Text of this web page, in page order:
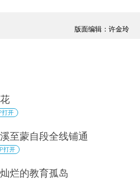
版面编辑：许金玲
打开
至蒙自段全线铺通
打开
烂的教育孤岛